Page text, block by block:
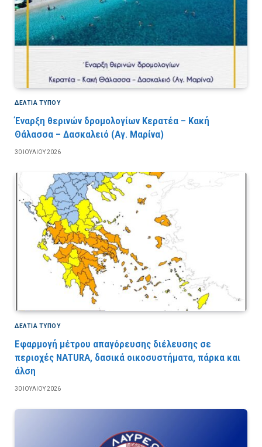
ΔΕΛΤΙΑ ΤΥΠΟΥ
Έναρξη θερινών δρομολογίων Κερατέα – Κακή
Θάλασσα – Δασκαλειό (Αγ. Μαρίνα)
30 ΙΟΥΛΊΟΥ 2026
ΔΕΛΤΙΑ ΤΥΠΟΥ
Εφαρμογή μέτρου απαγόρευσης διέλευσης σε
περιοχές NATURA, δασικά οικοσυστήματα, πάρκα και
άλση
30 ΙΟΥΛΊΟΥ 2026